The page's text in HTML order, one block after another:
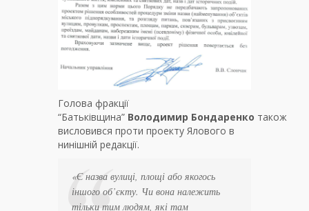
Голова фракції
“Батьківщина” Володимир Бондаренко також
висловився проти проекту Ялового в
нинішній редакції.
«Є назва вулиці, площі або якогось
іншого об’єкту. Чи вона належить
тільки тим людям, які там